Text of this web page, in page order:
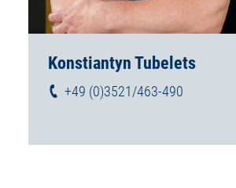
Konstiantyn Tubelets
+49 (0)3521/463-490